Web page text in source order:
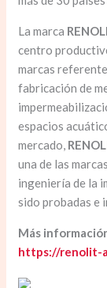
La marca
centro
marcas
fabricación de
espacios
mercado,
una de las
ingeniería de la
sido probadas e
Más
https://renolit-